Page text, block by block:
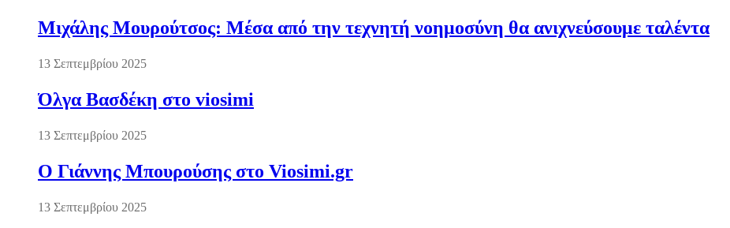
Μιχάλης Μουρούτσος: Μέσα από την τεχνητή νοημοσύνη θα ανιχνεύσουμε ταλέντα
13 Σεπτεμβρίου 2025
Όλγα Βασδέκη στο viosimi
13 Σεπτεμβρίου 2025
Ο Γιάννης Μπουρούσης στο Viosimi.gr
13 Σεπτεμβρίου 2025